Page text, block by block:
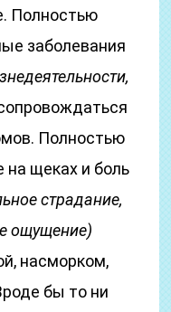
Полностью
заболевания
Полностью
на щеках и боль
страдание,
ощущение)
насморком,
бы то ни